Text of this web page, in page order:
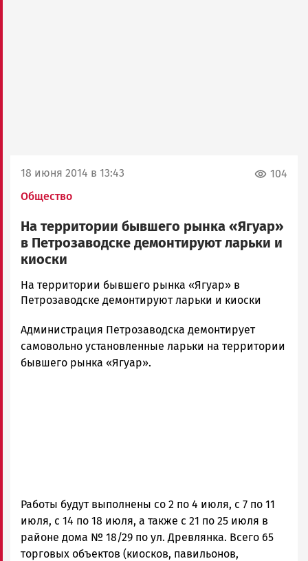
18 июня 2014 в 13:43
Общество
104
На территории бывшего рынка «Ягуар»
в Петрозаводске демонтируют ларьки и
киоски
admintimur
Новости
и
Карелии
|
На территории бывшего рынка «Ягуар» в
Петрозаводске демонтируют ларьки и киоски
Администрация Петрозаводска демонтирует
самовольно установленные ларьки на территории
бывшего рынка «Ягуар».
Работы будут выполнены со 2 по 4 июля, с 7 по 11
июля, с 14 по 18 июля, а также с 21 по 25 июля в
районе дома № 18/29 по ул. Древлянка. Всего 65
торговых объектов (киосков, павильонов,